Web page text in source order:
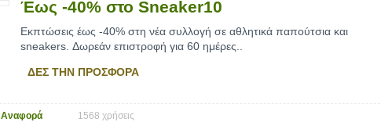
Έως -40% στο Sneaker10
Εκπτώσεις έως -40% στη νέα συλλογή σε αθλητικά παπούτσια και
sneakers. Δωρεάν επιστροφή για 60 ημέρες
ΔΕΣ ΤΗΝ ΠΡΟΣΦΟΡΑ
Αναφορά 1568 χρήσεις